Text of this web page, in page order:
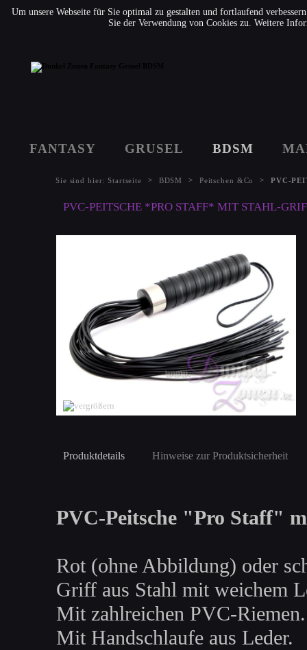
Um unsere Webseite für Sie optimal zu gestalten und fortlaufend
Sie der Verwendung von Cookies zu. Weitere
FANTASY GRUSEL BDSM
Sie sind hier:Startseite > BDSM > Peitschen &Co > PVC-
PVC-PEITSCHE *PRO STAFF* MIT STAHL-
Produktdetails Hinweise zur Produktsicherheit
PVC-Peitsche "Pro Staff"
Rot (ohne Abbildung) oder
Griff aus Stahl mit weichem
Mit zahlreichen PVC-Riemen.
Mit Handschlaufe aus Leder.